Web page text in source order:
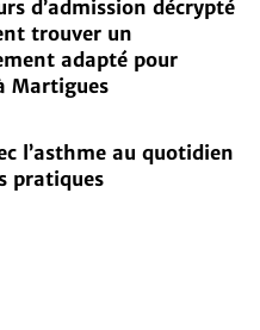
d’admission décrypté
trouver un
adapté pour
Martigues
l’asthme au quotidien
pratiques